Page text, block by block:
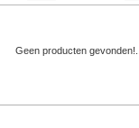
Geen producten gevonden!...